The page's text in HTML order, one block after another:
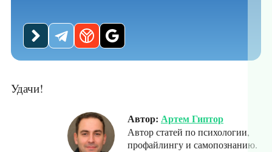
Удачи!
Автор: Артем Гиптор
Автор статей по психологии,
профайлингу и самопознанию.